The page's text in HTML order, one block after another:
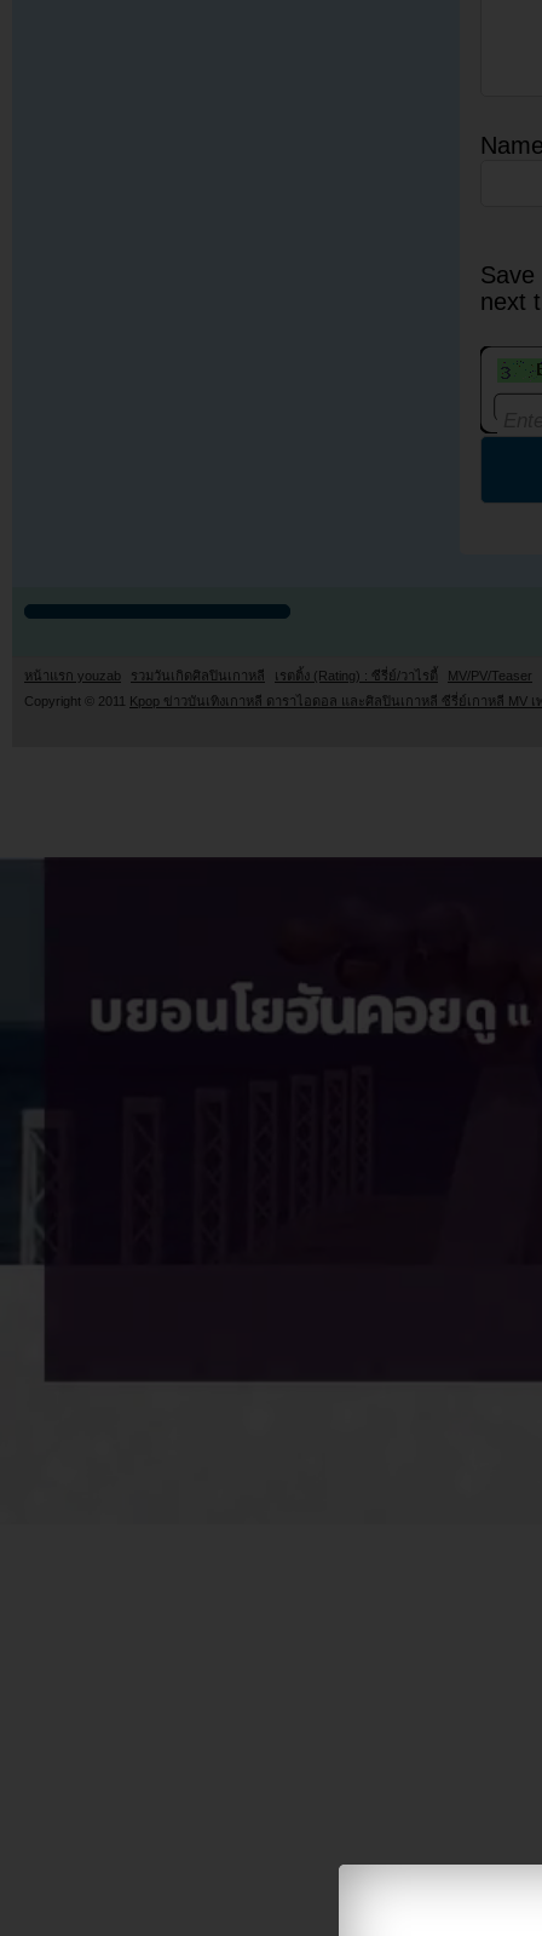
next
หน้าแรก youzab รวมวันเกิดศิลปินเกาหลี เรตติ้ง (Rating) : ซีรี่ย์/วาไรตี้
MV/PV/Teaser
Copyright © 2011 Kpop ข่าวบันเทิงเกาหลี ดาราไอดอล และศิลปินเกาหลี ซีรี่ย์เกาหลี MV